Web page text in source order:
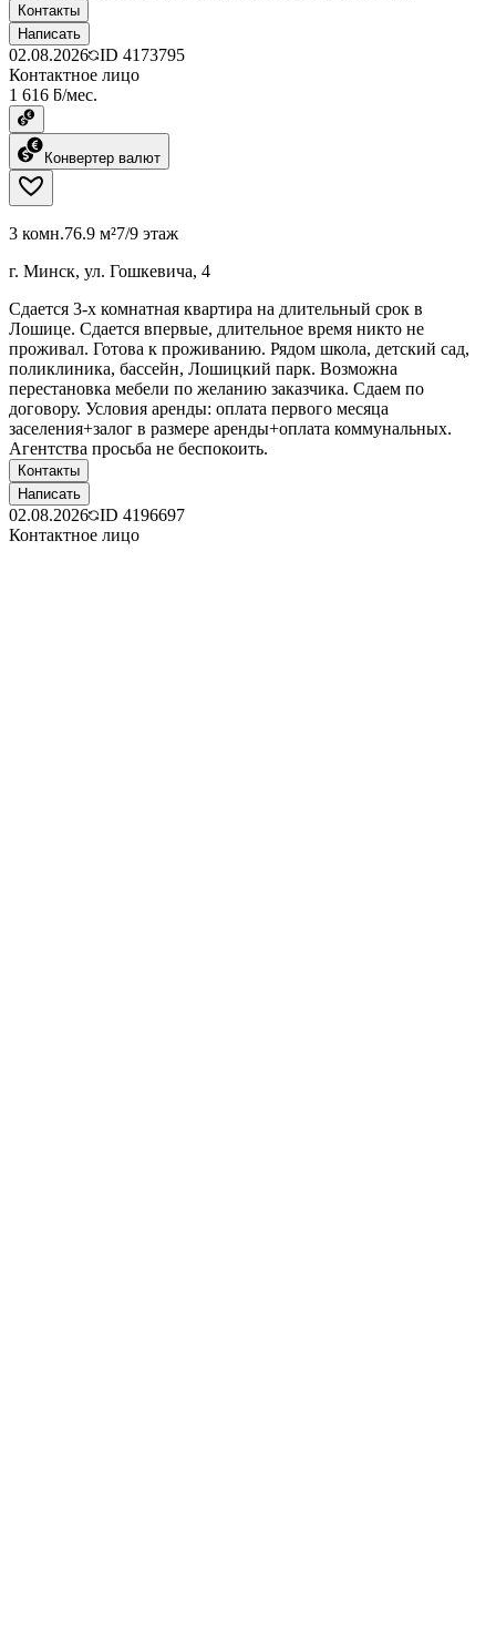
Контакты
Написать
02.08.2026 ID 4173795
Контактное лицо
1 616 ƃ/мес.
Конвертер валют
3 комн.76.9 м²7/9 этаж
г. Минск, ул. Гошкевича, 4
Сдается 3-х комнатная квартира на длительный срок в
Лошице. Сдается впервые, длительное время никто не
проживал. Готова к проживанию. Рядом школа, детский сад,
поликлиника, бассейн, Лошицкий парк. Возможна
перестановка мебели по желанию заказчика. Сдаем по
договору. Условия аренды: оплата первого месяца
заселения+залог в размере аренды+оплата коммунальных.
Агентства просьба не беспокоить.
Контакты
Написать
02.08.2026 ID 4196697
Контактное лицо